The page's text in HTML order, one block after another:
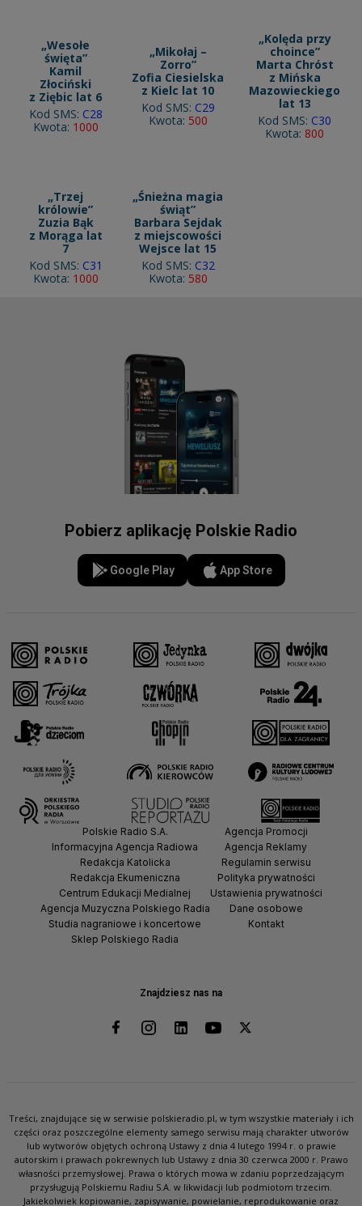
„Wesołe
święta”
Kamil
Złociński
z Ziębic lat 6
Kod SMS: C28
Kwota: 1000
„Mikołaj –
Zorro”
Zofia Ciesielska
z Kielc lat 10
Kod SMS: C29
Kwota: 500
„Kolęda przy
choince”
Marta Chróst
z Mińska
Mazowieckiego
lat 13
Kod SMS: C30
Kwota: 800
„Trzej
królowie”
Zuzia Bąk
z Morąga lat
7
Kod SMS: C31
Kwota: 1000
„Śnieżna magia
świąt”
Barbara Sejdak
z miejscowości
Wejsce lat 15
Kod SMS: C32
Kwota: 580
Pobierz aplikację Polskie Radio
Google Play App Store
Znajdziesz nas na
Polskie Radio S.A.
Informacyjna Agencja Radiowa
Redakcja Katolicka
Redakcja Ekumeniczna
Centrum Edukacji Medialnej
Agencja Muzyczna Polskiego Radia
Studia nagraniowe i koncertowe
Sklep Polskiego Radia
Agencja Promocji
Agencja Reklamy
Regulamin serwisu
Polityka prywatności
Ustawienia prywatności
Dane osobowe
Kontakt
Treści, znajdujące się w serwisie polskieradio.pl, w tym wszystkie materiały i ich
części oraz poszczególne elementy samego serwisu mają charakter utworów
lub wytworów objętych ochroną Ustawy z dnia 4 lutego 1994 r. o prawie
autorskim i prawach pokrewnych lub Ustawy z dnia 30 czerwca 2000 r. Prawo
własności przemysłowej. Prawa o których mowa w zdaniu poprzedzającym
przysługują Polskiemu Radiu S.A. w likwidacji lub podmiotom trzecim.
Jakiekolwiek kopiowanie, zapisywanie, powielanie, reprodukowanie oraz